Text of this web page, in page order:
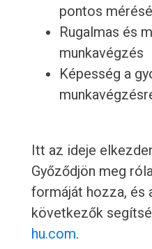
pontos
Rugalmas és
munkavégzés
Képesség a
Itt az ideje
Győződjön meg
formáját hozza, és
következők
hu.com.